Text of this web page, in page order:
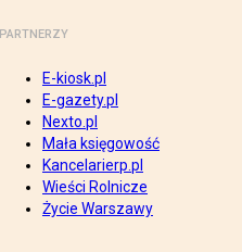
PARTNERZY
E-kiosk.pl
E-gazety.pl
Nexto.pl
Mała księgowość
Kancelarierp.pl
Wieści Rolnicze
Życie Warszawy